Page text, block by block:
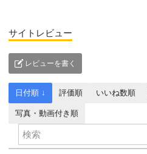
サイトレビュー
レビューを書く
日付順 ↓ 評価順 いいね数順
写真・動画付き順